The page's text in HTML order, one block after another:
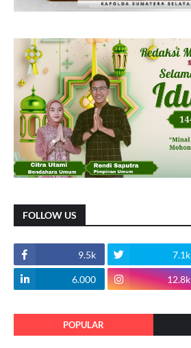
FOLLOW US
9.5k 7.1k
6.000 12.8k
POPULAR